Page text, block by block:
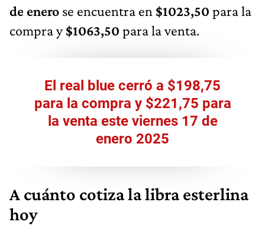
de enero se encuentra en $1023,50 para la
compra y$1063,50 para la venta.
El real blue cerró a $198,75
para la compra y $221,75 para
la venta este viernes 17 de
enero 2025
A cuánto cotiza la libra esterlina
hoy